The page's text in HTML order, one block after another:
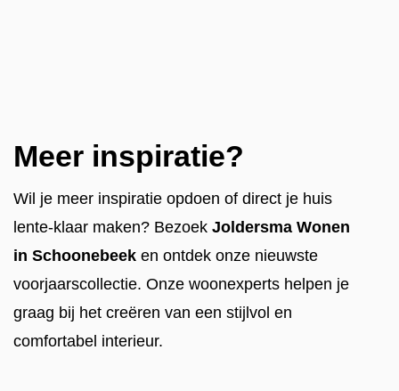
Meer inspiratie?
Wil je meer inspiratie opdoen of direct je huis
lente-klaar maken? Bezoek Joldersma Wonen
in Schoonebeek en ontdek onze nieuwste
voorjaarscollectie. Onze woonexperts helpen je
graag bij het creëren van een stijlvol en
comfortabel interieur.